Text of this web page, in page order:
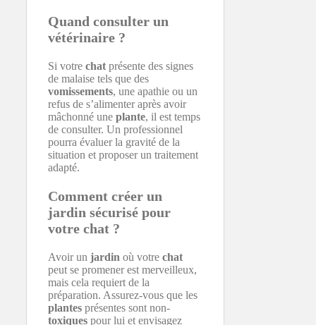
Quand consulter un
vétérinaire ?
Si votre chat présente des signes
de malaise tels que des
vomissements, une apathie ou un
refus de s’alimenter après avoir
mâchonné une plante, il est temps
de consulter. Un professionnel
pourra évaluer la gravité de la
situation et proposer un traitement
adapté.
Comment créer un
jardin sécurisé pour
votre chat ?
Avoir un jardin où votre chat
peut se promener est merveilleux,
mais cela requiert de la
préparation. Assurez-vous que les
plantes présentes sont non-
toxiques pour lui et envisagez